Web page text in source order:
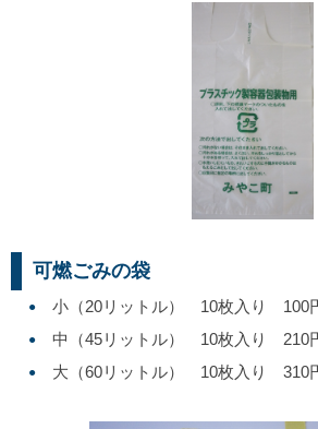
可燃ごみの袋
小（20リットル） 10枚入り 100
中（45リットル） 10枚入り 210
大（60リットル） 10枚入り 310